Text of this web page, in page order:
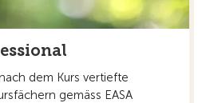
dem Kurs vertiefte
gemäss EASA